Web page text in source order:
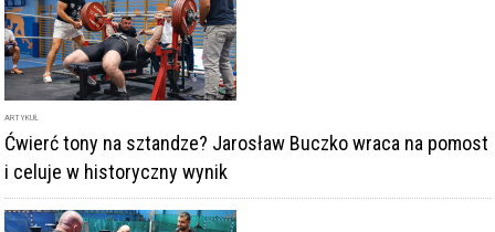
ARTYKUŁ
Ćwierć tony na sztandze? Jarosław Buczko wraca na pomost
i celuje w historyczny wynik